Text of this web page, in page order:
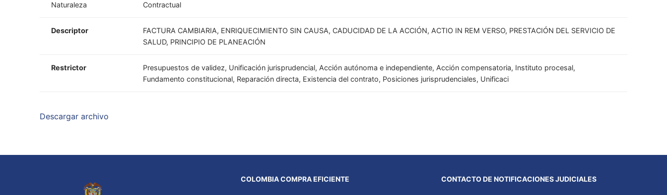
Naturaleza Contractual
Descriptor
FACTURA CAMBIARIA, ENRIQUECIMIENTO SIN CAUSA, CADUCIDAD DE LA ACCIÓN, ACTIO IN REM VERSO, PRESTACIÓN DEL SERVICIO DE
SALUD, PRINCIPIO DE PLANEACIÓN
Restrictor
Presupuestos de validez, Unificación jurisprudencial, Acción autónoma e independiente, Acción compensatoria, Instituto procesal,
Fundamento constitucional, Reparación directa, Existencia del contrato, Posiciones jurisprudenciales, Unificaci
Descargar archivo
COLOMBIA COMPRA EFICIENTE CONTACTO DE NOTIFICACIONES JUDICIALES